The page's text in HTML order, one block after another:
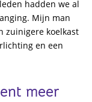
hadden we al
Mijn man
zuinigere koelkast
en een
meer